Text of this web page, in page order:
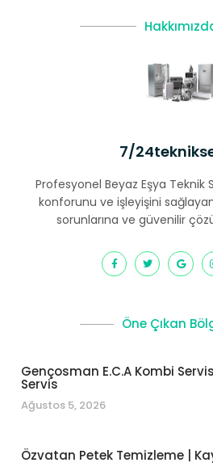
7/
Profesyonel Beyaz Eşya Teknik
konforunu ve işleyişini sağlayan
sorunlarına ve güvenilir
Öne Çıkan
Gençosman E.C.A Kombi
Servis
Ağustos 5, 2026
Özvatan Petek Temizleme |